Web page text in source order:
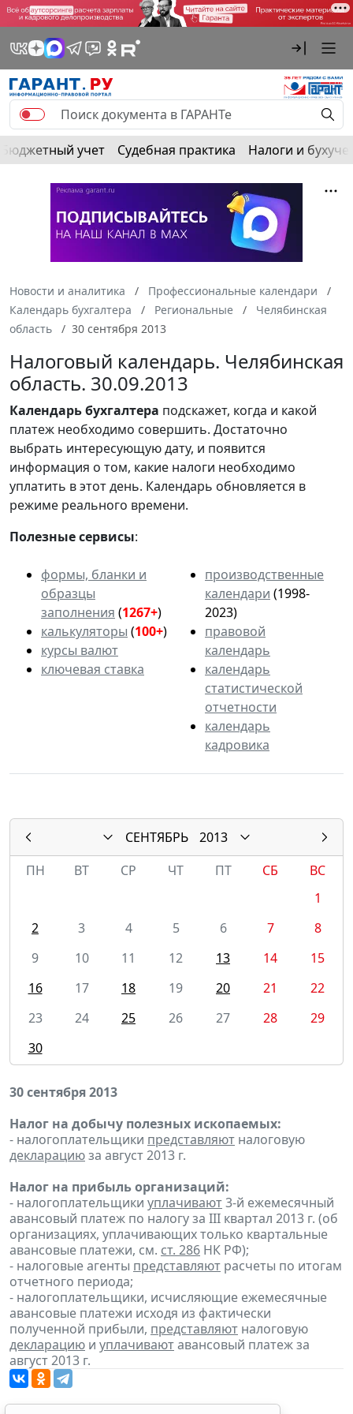
Бюджетный учет Судебная практика Налоги и
Новости и аналитика
Профессиональные календари
Календарь бухгалтера
Региональные
Челябинская
область
30 сентября 2013
Налоговый календарь. Челябинская
область. 30.09.2013
Календарьбухгалтера подскажет, когда и какой
платеж необходимо совершить. Достаточно
выбрать интересующую дату, и появится
информация о том, какие налоги необходимо
уплатить в этот день. Календарь обновляется в
режиме реального времени.
Полезные сервисы:
формы, бланки и
образцы
заполнения (1267+)
калькуляторы (100+)
курсы валют
ключевая ставка
производственные
календари (1998-
2023)
правовой
календарь
календарь
статистической
отчетности
календарь
кадровика
СЕНТЯБРЬ
2013
ПН
ВТ СР ЧТ ПТ СБ
ВС
1
2
3 4 5 6 7
8
9
10 11 12 13 14
15
16
17 18 19 20 21
22
23
24 25 26 27 28
29
30
30 сентября 2013
Налог на добычу полезных ископаемых:
- налогоплательщики представляют налоговую
декларациюза август 2013 г.
Налог на прибыль организаций:
- налогоплательщики уплачивают3-й ежемесячный
авансовый платеж по налогу за III квартал 2013 г. (об
организациях, уплачивающих только квартальные
авансовые платежи, см. ст. 286 НК РФ);
- налоговые агенты представляют расчеты по итогам
отчетного периода;
- налогоплательщики, исчисляющие ежемесячные
авансовые платежи исходя из фактически
полученной прибыли, представляют налоговую
декларацию и уплачиваютавансовый платеж за
август 2013 г.